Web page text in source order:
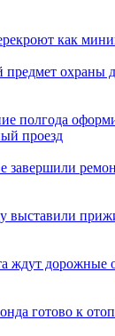
как
охраны
полгода
проезд
завершили
выставили
ждут дорожные
готово к